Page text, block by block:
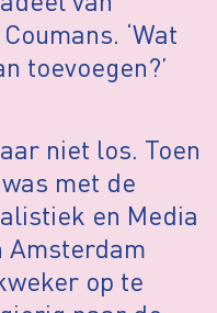
‘Wat
toevoegen?’
niet los. Toen
met de
en Media
Amsterdam
op te